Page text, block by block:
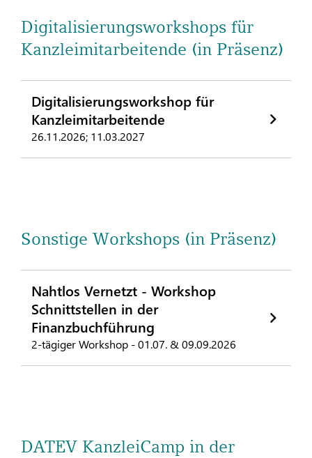
Digitalisierungsworkshops für
Kanzleimitarbeitende (in Präsenz)
Digitalisierungsworkshop für
Kanzleimitarbeitende
26.11.2026; 11.03.2027
Sonstige Workshops (in Präsenz)
Nahtlos Vernetzt - Workshop
Schnittstellen in der
Finanzbuchführung
2-tägiger Workshop - 01.07. & 09.09.2026
DATEV KanzleiCamp in der